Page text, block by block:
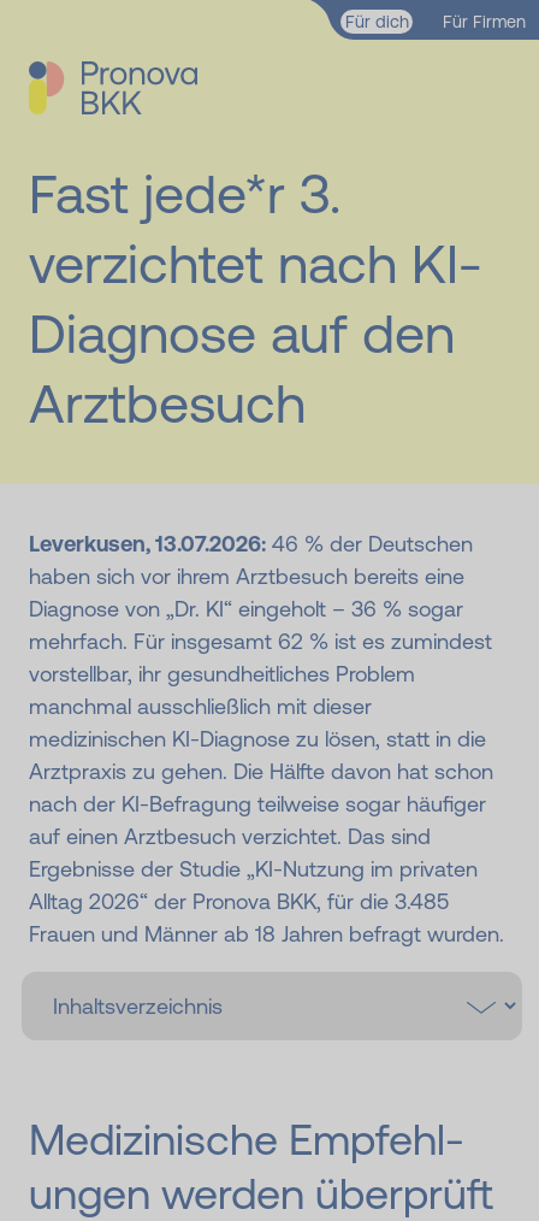
Zum Hauptinhalt springen
Für dich Für Firmen
Fast jede*r 3.
verzichtet nach KI-
Diagnose auf den
Arztbesuch
Leverkusen, 13.07.2026: 46 % der Deutschen
haben sich vor ihrem Arztbesuch bereits eine
Diagnose von „Dr. KI“ eingeholt – 36 % sogar
mehrfach. Für insgesamt 62 % ist es zumindest
vorstellbar, ihr gesundheitliches Problem
manchmal ausschließlich mit dieser
medizinischen KI-Diagnose zu lösen, statt in die
Arztpraxis zu gehen. Die Hälfte davon hat schon
nach der KI-Befragung teilweise sogar häufiger
auf einen Arztbesuch verzichtet. Das sind
Ergebnisse der Studie „KI-Nutzung im privaten
Alltag 2026“ der Pronova BKK, für die 3.485
Frauen und Männer ab 18 Jahren befragt wurden.
Medizin­ische Em­pfehl­
ungen werden über­prüft